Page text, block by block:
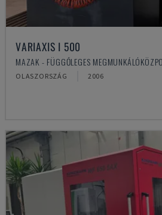
VARIAXIS I 500
MAZAK - FÜGGŐLEGES
OLASZORSZÁG 2006